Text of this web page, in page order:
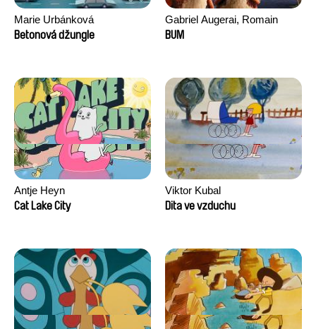
Marie Urbánková
Betonová džungle
Gabriel Augerai, Romain
Augier, Laurie Pereira De
BUM
Antje Heyn
Cat Lake City
Viktor Kubal
Dita ve vzduchu